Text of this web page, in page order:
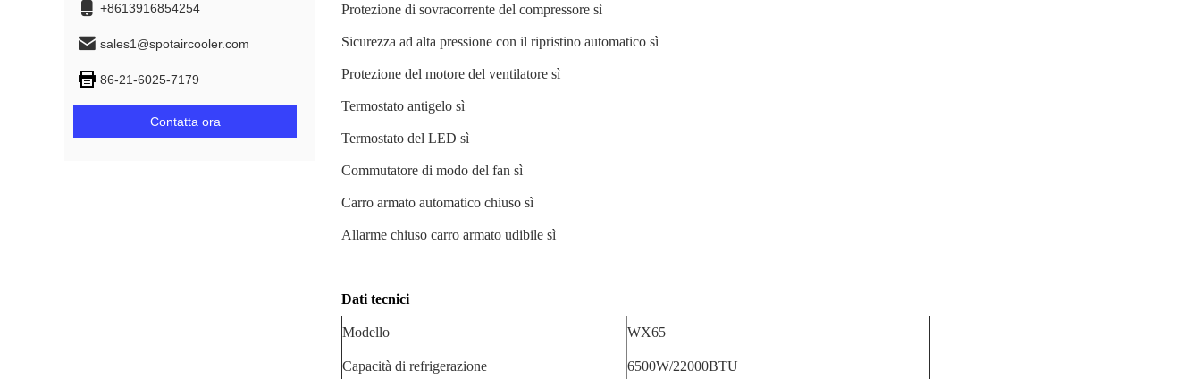
+8613916854254
sales1@spotaircooler.com
86-21-6025-7179
Contatta ora
Protezione di sovracorrente del compressore sì
Sicurezza ad alta pressione con il ripristino automatico sì
Protezione del motore del ventilatore sì
Termostato antigelo sì
Termostato del LED sì
Commutatore di modo del fan sì
Carro armato automatico chiuso sì
Allarme chiuso carro armato udibile sì
Dati tecnici
Modello WX65
Capacità di refrigerazione 6500W/22000BTU